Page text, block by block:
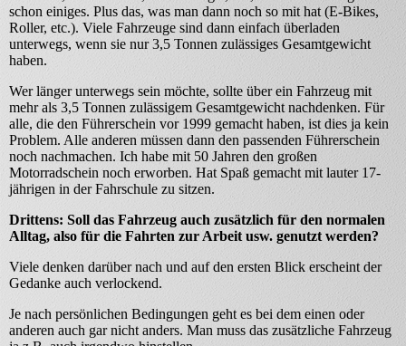
schon einiges. Plus das, was man dann noch so mit hat (E-Bikes,
Roller, etc.). Viele Fahrzeuge sind dann einfach überladen
unterwegs, wenn sie nur 3,5 Tonnen zulässiges Gesamtgewicht
haben.
Wer länger unterwegs sein möchte, sollte über ein Fahrzeug mit
mehr als 3,5 Tonnen zulässigem Gesamtgewicht nachdenken. Für
alle, die den Führerschein vor 1999 gemacht haben, ist dies ja kein
Problem. Alle anderen müssen dann den passenden Führerschein
noch nachmachen. Ich habe mit 50 Jahren den großen
Motorradschein noch erworben. Hat Spaß gemacht mit lauter 17-
jährigen in der Fahrschule zu sitzen.
Drittens: Soll das Fahrzeug auch zusätzlich für den normalen
Alltag, also für die Fahrten zur Arbeit usw. genutzt werden?
Viele denken darüber nach und auf den ersten Blick erscheint der
Gedanke auch verlockend.
Je nach persönlichen Bedingungen geht es bei dem einen oder
anderen auch gar nicht anders. Man muss das zusätzliche Fahrzeug